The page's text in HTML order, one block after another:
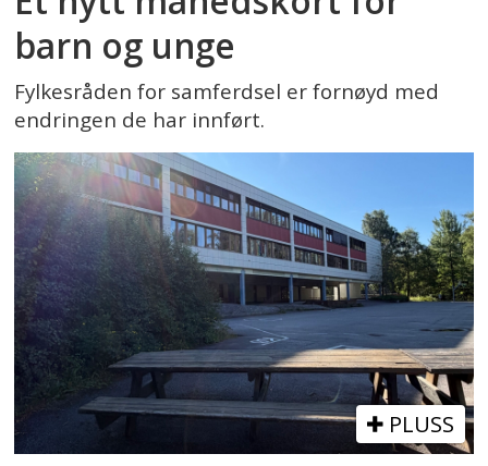
barn og unge
Fylkesråden for samferdsel er fornøyd med
endringen de har innført.
PLUSS